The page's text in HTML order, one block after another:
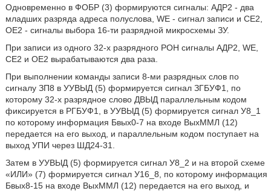
Одновременно в ФОБР (3) формируются сигналы: АДР2 - два
младших разряда адреса полуслова, WE - сигнал записи и СЕ2,
ОЕ2 - сигналы выбора 16-ти разрядной микросхемы ЗУ.
При записи из одного 32-х разрядного РОН сигналы АДР2, WE,
СЕ2 и ОЕ2 вырабатываются два раза.
При выполнении команды записи 8-ми разрядных слов по
сигналу ЗП8 в УУВЫД (5) формируется сигнал ЗГБУФ1, по
которому 32-х разрядное слово ДВЫД параллельным кодом
фиксируется в РГБУФ1, в УУВЫД (5) формируется сигнал У8_1
по которому информация Бвых0-7 на входе ВыхММЛ (12)
передается на его выход, и параллельным кодом поступает на
выход УПИ через ШД24-31.
Затем в УУВЫД (5) формируется сигнал У8_2 и на второй схеме
«ИЛИ» (7) формируется сигнал У16_8, по которому информация
Бвых8-15 на входе ВыхММЛ (12) передается на его выход, и